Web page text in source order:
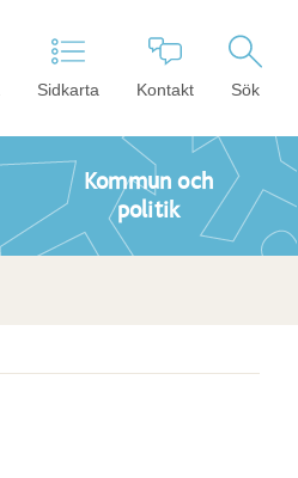
Sidkarta Kontakt Sök
Kommun och
politik